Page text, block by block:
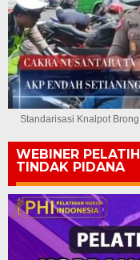
Standarisasi Knalpot Brong
WEBINER
TINDAK PIDANA